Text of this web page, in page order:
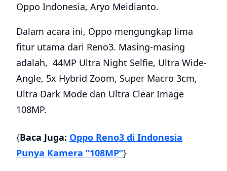
Oppo Indonesia, Aryo Meidianto.
Dalam acara ini, Oppo mengungkap lima
fitur utama dari Reno3. Masing-masing
adalah, 44MP Ultra Night Selfie, Ultra Wide-
Angle, 5x Hybrid Zoom, Super Macro 3cm,
Ultra Dark Mode dan Ultra Clear Image
108MP.
{Baca Juga: Oppo Reno3 di Indonesia
Punya Kamera “108MP”}